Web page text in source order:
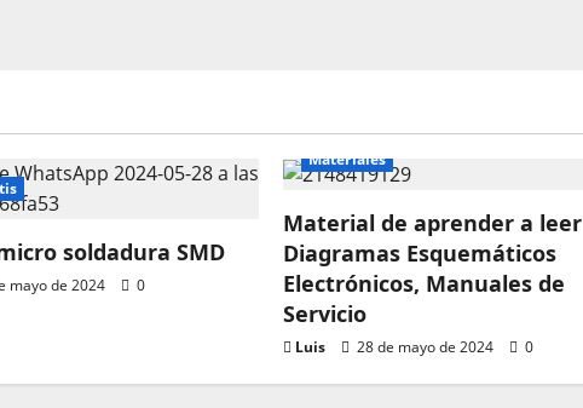
soldadura SMD
mayo de 2024 0
Materiales
Material de aprender a leer
Diagramas Esquemáticos
Electrónicos, Manuales de
Servicio
Luis 28 de mayo de 2024 0